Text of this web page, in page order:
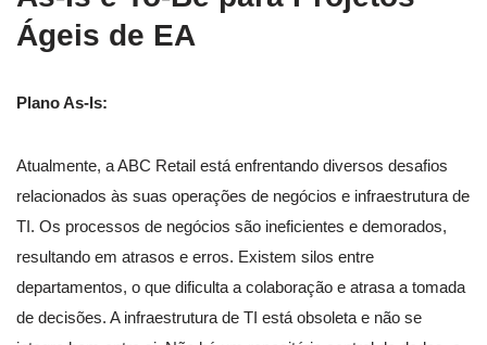
Ágeis de EA
Plano As-Is:
Atualmente, a ABC Retail está enfrentando diversos desafios
relacionados às suas operações de negócios e infraestrutura de
TI. Os processos de negócios são ineficientes e demorados,
resultando em atrasos e erros. Existem silos entre
departamentos, o que dificulta a colaboração e atrasa a tomada
de decisões. A infraestrutura de TI está obsoleta e não se